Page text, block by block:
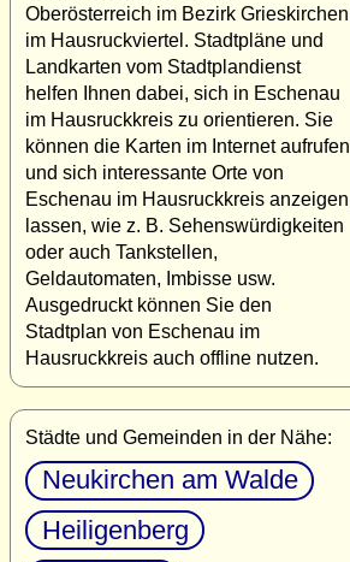
Oberösterreich im Bezirk Grieskirchen
im Hausruckviertel. Stadtpläne und
Landkarten vom Stadtplandienst
helfen Ihnen dabei, sich in Eschenau
im Hausruckkreis zu orientieren. Sie
können die Karten im Internet aufrufen
und sich interessante Orte von
Eschenau im Hausruckkreis anzeigen
lassen, wie z. B. Sehenswürdigkeiten
oder auch Tankstellen,
Geldautomaten, Imbisse usw.
Ausgedruckt können Sie den
Stadtplan von Eschenau im
Hausruckkreis auch offline nutzen.
Städte und Gemeinden in der Nähe:
Neukirchen am Walde
Heiligenberg